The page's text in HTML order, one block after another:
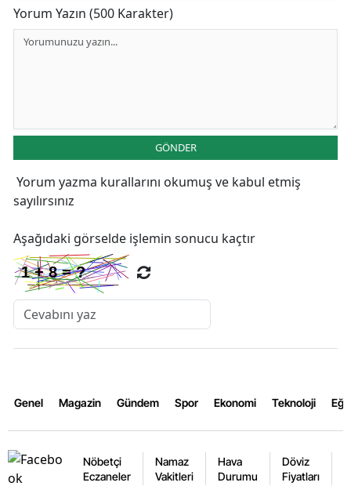
Yorum Yazın (500 Karakter)
GÖNDER
Yorum yazma kurallarını okumuş ve kabul etmiş
sayılırsınız
Aşağıdaki görselde işlemin sonucu kaçtır
Genel Magazin Gündem Spor Ekonomi Teknoloji
Nöbetçi
Eczaneler
Namaz
Vakitleri
Hava
Durumu
Döviz
Fiyatları